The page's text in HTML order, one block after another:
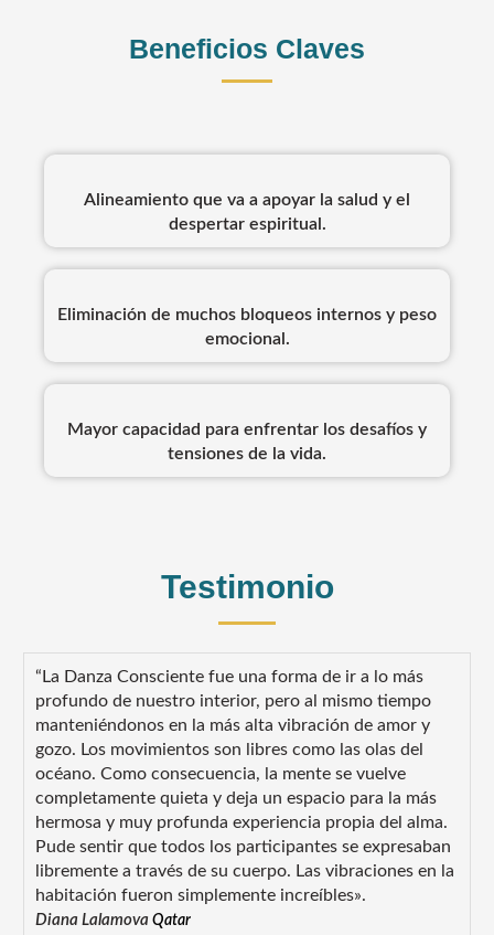
Beneficios Claves
Alineamiento que va a apoyar la salud y el
despertar espiritual.
Eliminación de muchos bloqueos internos y peso
emocional.
Mayor capacidad para enfrentar los desafíos y
tensiones de la vida.
Testimonio
“La Danza Consciente fue una forma de ir a lo más
profundo de nuestro interior, pero al mismo tiempo
manteniéndonos en la más alta vibración de amor y
gozo. Los movimientos son libres como las olas del
océano. Como consecuencia, la mente se vuelve
completamente quieta y deja un espacio para la más
hermosa y muy profunda experiencia propia del alma.
Pude sentir que todos los participantes se expresaban
libremente a través de su cuerpo. Las vibraciones en la
habitación fueron simplemente increíbles».
Diana Lalamova Qatar